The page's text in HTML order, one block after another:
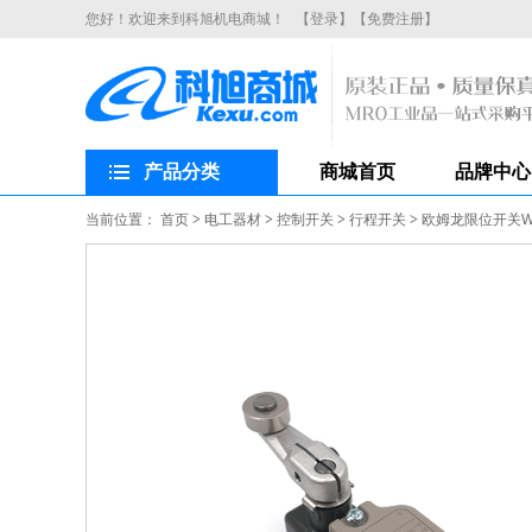
您好！欢迎来到科旭机电商城！ 【登录】 【免费注册】
产品分类 商城首页 品牌中心
当前位置： 首页 > 电工器材 > 控制开关 > 行程开关 > 欧姆龙限位开关